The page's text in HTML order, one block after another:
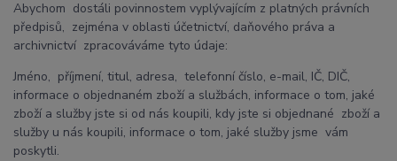
Abychom dostáli povinnostem vyplývajícím z platných právních
předpisů, zejména v oblasti účetnictví, daňového práva a
archivnictví zpracováváme tyto údaje:
Jméno, příjmení, titul, adresa, telefonní číslo, e-mail, IČ, DIČ,
informace o objednaném zboží a službách, informace o tom, jaké
zboží a služby jste si od nás koupili, kdy jste si objednané zboží a
služby u nás koupili, informace o tom, jaké služby jsme vám
poskytli.